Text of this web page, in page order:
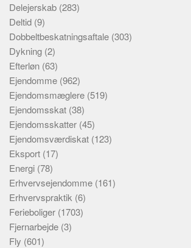
Delejerskab (283)
Deltid (9)
Dobbeltbeskatningsaftale (303)
Dykning (2)
Efterløn (63)
Ejendomme (962)
Ejendomsmæglere (519)
Ejendomsskat (38)
Ejendomsskatter (45)
Ejendomsværdiskat (123)
Eksport (17)
Energi (78)
Erhvervsejendomme (161)
Erhvervspraktik (6)
Ferieboliger (1703)
Fjernarbejde (3)
Fly (601)